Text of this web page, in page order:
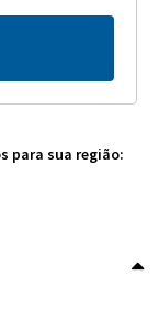
para sua região: